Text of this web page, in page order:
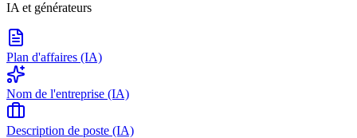
IA et générateurs
Plan d'affaires (IA)
Nom de l'entreprise (IA)
Description de poste (IA)